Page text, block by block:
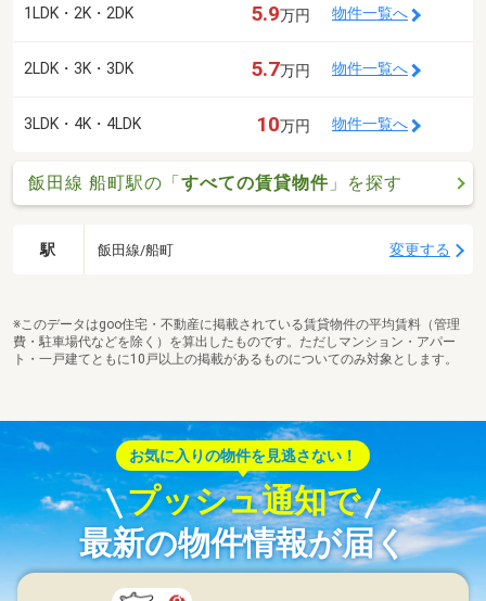
1LDK・2K・2DK 5.9万円 物件一覧へ
2LDK・3K・3DK 5.7万円 物件一覧へ
3LDK・4K・4LDK 10万円 物件一覧へ
飯田線 船町駅の「すべての賃貸物件 」を探す
駅 飯田線/船町 変更する
※このデータはgoo住宅・不動産に掲載されている賃貸物件の平均賃料（管理
費・駐車場代などを除く）を算出したものです。ただしマンション・アパー
ト・一戸建てともに10戸以上の掲載があるものについてのみ対象とします。
お気に入りの物件を見逃さない！
プッシュ通知で
最新の物件情報が届く